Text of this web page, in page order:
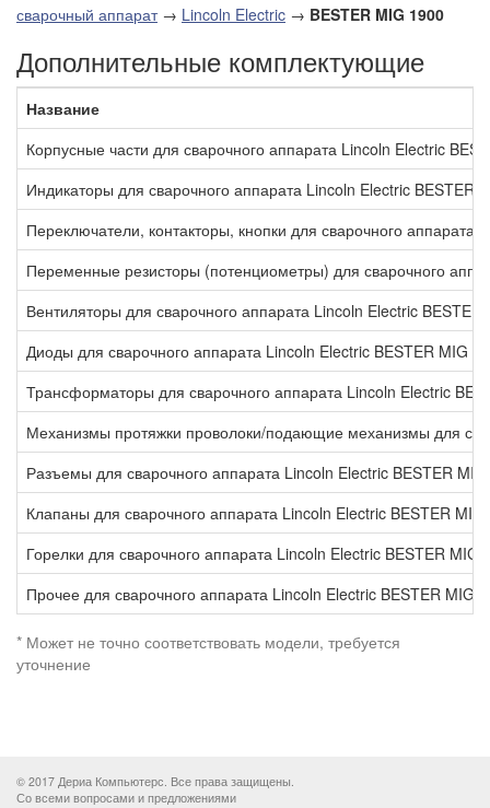
сварочный аппарат→ Lincoln Electric → BESTER MIG 1900
Дополнительные комплектующие
Название
Корпусные части для сварочного аппарата Lincoln Electric
Индикаторы для сварочного аппарата Lincoln Electric BESTER
Переключатели, контакторы, кнопки для сварочного аппарата
Переменные резисторы (потенциометры) для сварочного
Вентиляторы для сварочного аппарата Lincoln Electric BESTER
Диоды для сварочного аппарата Lincoln Electric BESTER MIG
Трансформаторы для сварочного аппарата Lincoln Electric
Механизмы протяжки проволоки/подающие механизмы для
Разъемы для сварочного аппарата Lincoln Electric BESTER
Клапаны для сварочного аппарата Lincoln Electric BESTER MIG
Горелки для сварочного аппарата Lincoln Electric BESTER MIG
Прочее для сварочного аппарата Lincoln Electric BESTER MIG
* Может не точно соответствовать модели, требуется
уточнение
© 2017 Дериа Компьютерс. Все права защищены.
Со всеми вопросами и предложениями